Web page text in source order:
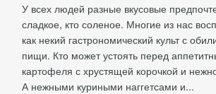
У всех людей разные вкусовые
сладкое, кто соленое. Многие из нас
как некий гастрономический культ с
пищи. Кто может устоять перед
картофеля с хрустящей корочкой и
А нежными куриными наггетсами и...